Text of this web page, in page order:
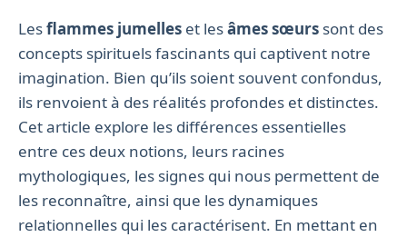
Lesflammes jumelles et lesâmes sœurs sont des
concepts spirituels fascinants qui captivent notre
imagination. Bien qu’ils soient souvent confondus,
ils renvoient à des réalités profondes et distinctes.
Cet article explore les différences essentielles
entre ces deux notions, leurs racines
mythologiques, les signes qui nous permettent de
les reconnaître, ainsi que les dynamiques
relationnelles qui les caractérisent. En mettant en